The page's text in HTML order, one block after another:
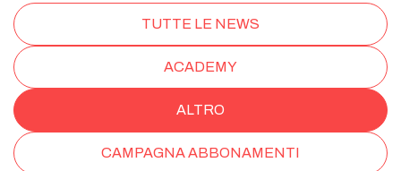
TUTTE LE NEWS
ACADEMY
ALTRO
CAMPAGNA ABBONAMENTI